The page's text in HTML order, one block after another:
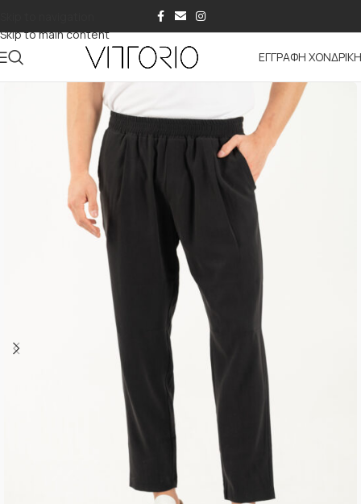
Skip to main content
ΕΓΓΡΑΦΗ